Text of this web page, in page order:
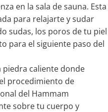
en la sala de sauna. Esta
para relajarte y sudar
sudas, los poros de tu piel
para el siguiente paso del
piedra caliente donde
procedimiento de
del Hammam
sobre tu cuerpo y